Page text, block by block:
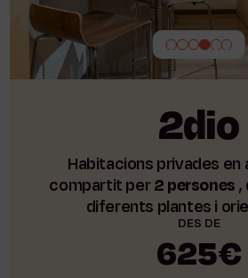
2dio
Habitacions privades
compartit per2 persones,
diferents plantes i
DES DE
625€